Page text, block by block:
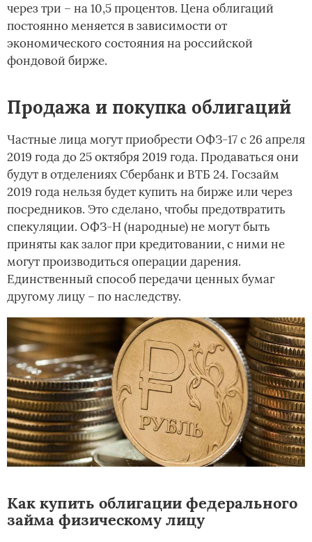
через три – на 10,5 процентов. Цена облигаций
постоянно меняется в зависимости от
экономического состояния на российской
фондовой бирже.
Продажа и покупка облигаций
Частные лица могут приобрести ОФЗ-17 с 26 апреля
2019 года до 25 октября 2019 года. Продаваться они
будут в отделениях Сбербанк и ВТБ 24. Госзайм
2019 года нельзя будет купить на бирже или через
посредников. Это сделано, чтобы предотвратить
спекуляции. ОФЗ-Н (народные) не могут быть
приняты как залог при кредитовании, с ними не
могут производиться операции дарения.
Единственный способ передачи ценных бумаг
другому лицу – по наследству.
Как купить облигации федерального
займа физическому лицу